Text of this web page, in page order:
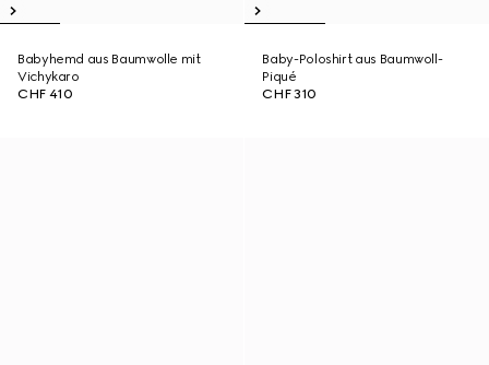
Babyhemd aus Baumwolle mit
Vichykaro
CHF 410
Baby-Poloshirt aus Baumwoll-
Piqué
CHF 310